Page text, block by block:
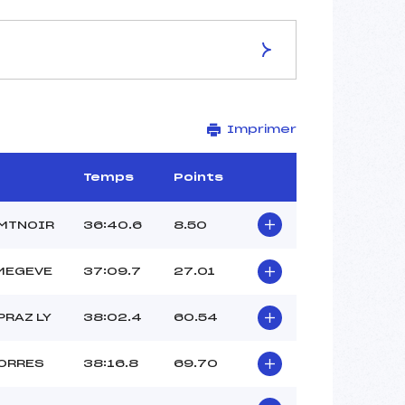
Piste de Replis
5/5 km
140 m
50 m
Imprimer
Temps Points
36:40.6 8.50
37:09.7 27.01
LY 38:02.4 60.54
38:16.8 69.70